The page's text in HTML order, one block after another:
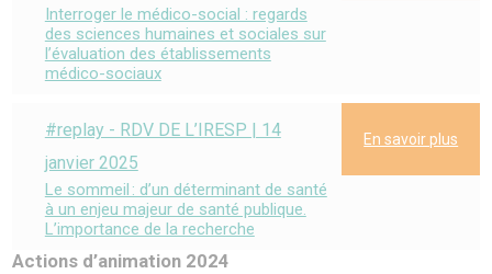
Interroger le médico-social : regards
des sciences humaines et sociales sur
l’évaluation des établissements
médico-sociaux
#replay - RDV DE L’IRESP | 14
janvier 2025
Le sommeil : d’un déterminant de santé
à un enjeu majeur de santé publique.
L’importance de la recherche
En savoir plus
Actions d’animation 2024